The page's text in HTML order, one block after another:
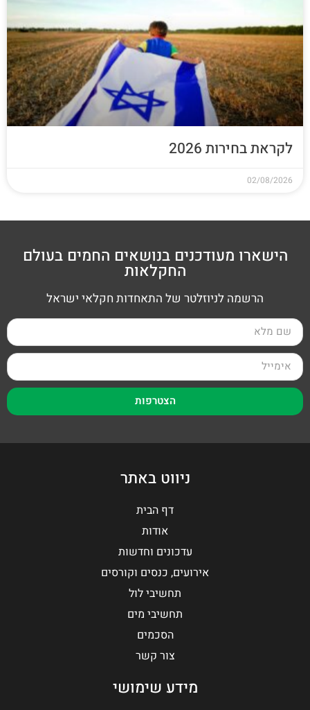
לקראת בחירות 2026
02/08/2026
הישארו מעודכנים בנושאים החמים בעולם
החקלאות
הרשמה לניוזלטר של התאחדות חקלאי ישראל
הצטרפות
ניווט באתר
דף הבית
אודות
עדכונים וחדשות
אירועים, כנסים וקורסים
תחשיבי לול
תחשיבי מים
הסכמים
צור קשר
מידע שימושי